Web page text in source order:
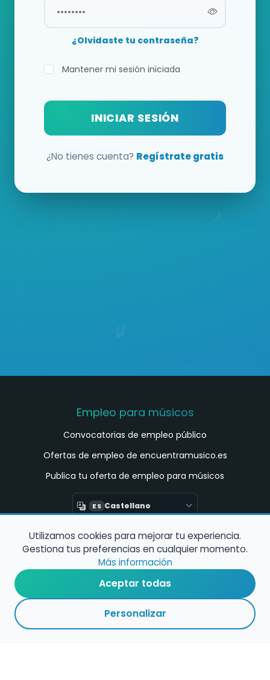
¿Olvidaste tu contraseña?
Mantener mi sesión iniciada
INICIAR SESIÓN
¿No tienes cuenta? Regístrate gratis
Empleo para músicos
Convocatorias de empleo público
Ofertas de empleo de encuentramusico.es
Publica tu oferta de empleo para músicos
ES Castellano
Encuentra Músico
Buscador de Músicos
Encuentra Pianista Acompañante
Asesoría para músicos y docentes
Utilizamos cookies para mejorar tu experiencia.
Gestiona tus preferencias en cualquier momento.
Más información
Aceptar todas
Personalizar